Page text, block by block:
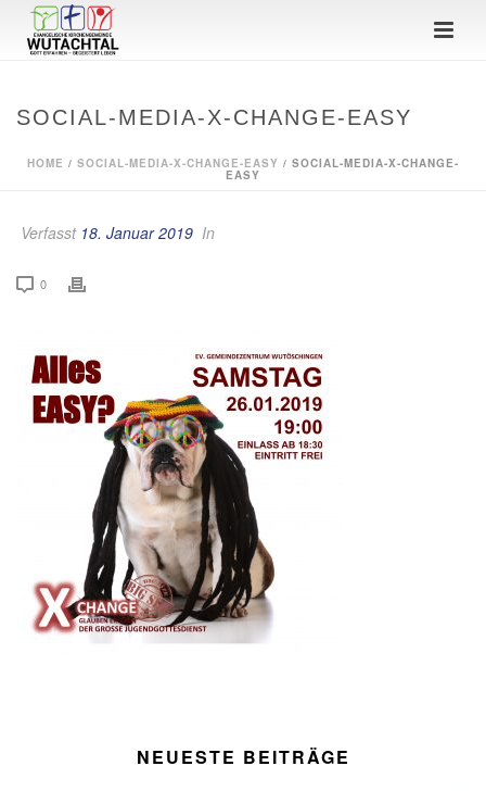
SOCIAL-MEDIA-X-CHANGE-EASY
HOME / SOCIAL-MEDIA-X-CHANGE-EASY / SOCIAL-MEDIA-X-CHANGE-
EASY
Verfasst 18. Januar 2019 In
0
NEUESTE BEITRÄGE